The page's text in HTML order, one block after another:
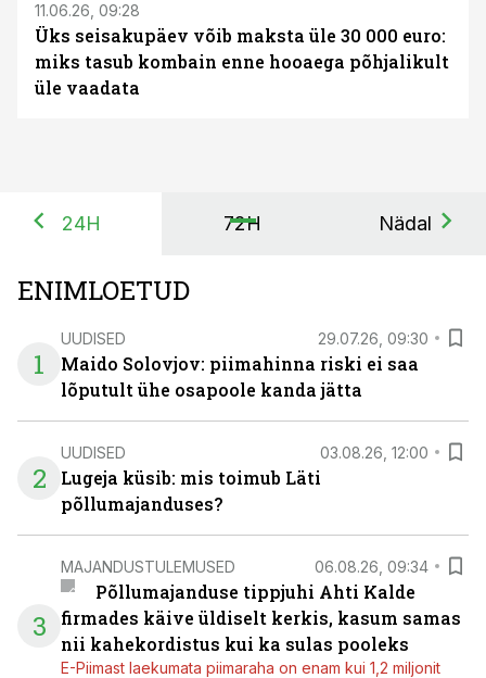
11.06.26, 09:28
Üks seisakupäev võib maksta üle 30 000 euro:
miks tasub kombain enne hooaega põhjalikult
üle vaadata
24H 72H Nädal
ENIMLOETUD
1
UUDISED 29.07.26, 09:30
Maido Solovjov: piimahinna riski ei saa
lõputult ühe osapoole kanda jätta
2
UUDISED 03.08.26, 12:00
Lugeja küsib: mis toimub Läti
põllumajanduses?
3
MAJANDUSTULEMUSED 06.08.26, 09:34
Põllumajanduse tippjuhi Ahti Kalde
firmades käive üldiselt kerkis, kasum samas
nii kahekordistus kui ka sulas pooleks
E-Piimast laekumata piimaraha on enam kui 1,2 miljonit